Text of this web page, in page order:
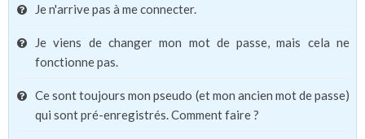
Je n'arrive pas à me connecter.
Je viens de changer mon mot de passe, mais cela ne
fonctionne pas.
Ce sont toujours mon pseudo (et mon ancien mot de passe)
qui sont pré-enregistrés. Comment faire ?